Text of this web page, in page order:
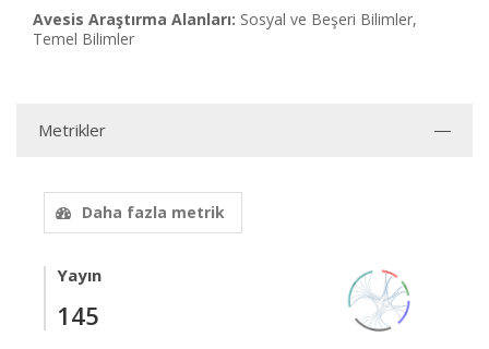
Avesis Araştırma Alanları: Sosyal ve Beşeri Bilimler,
Temel Bilimler
Metrikler
Daha fazla metrik
Yayın
145